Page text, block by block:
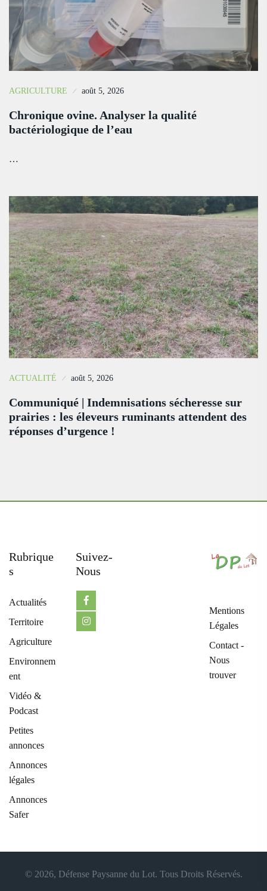
AGRICULTURE août 5, 2026
Chronique ovine. Analyser la qualité
bactériologique de l’eau
…
ACTUALITÉ août 5, 2026
Communiqué | Indemnisations sécheresse sur
prairies : les éleveurs ruminants attendent des
réponses d’urgence !
Rubrique
S
Actualités
Territoire
Agriculture
Environnem
ent
Vidéo &
Podcast
Petites
annonces
Annonces
légales
Annonces
Safer
Suivez-
Nous
Mentions
Légales
Contact -
Nous
trouver
© 2026, Défense Paysanne du Lot. Tous Droits Réservés.